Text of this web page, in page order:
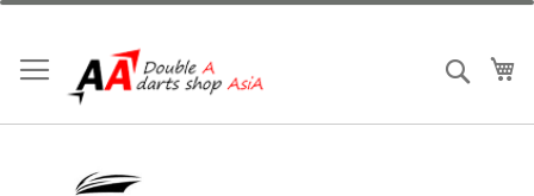
跳
內
容
搜索